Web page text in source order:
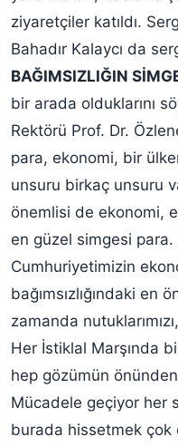
ziyaretçiler katıldı.
Bahadır Kalaycı da
BAĞIMSIZLIĞIN
bir arada olduklarını
Rektörü Prof. Dr.
para, ekonomi, bir
unsuru birkaç unsuru
önemlisi de ekonomi,
en güzel simgesi
Cumhuriyetimizin
bağımsızlığındaki en
zamanda
Her İstiklal Marşında
hep gözümün
Mücadele geçiyor her
burada hissetmek çok